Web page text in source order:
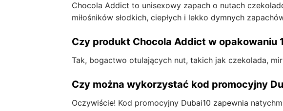
Chocola Addict to unisexowy zapach o nutach
miłośników słodkich, ciepłych i lekko dymnych
Czy produkt Chocola Addict w opakowaniu
Tak, bogactwo otulających nut, takich jak czekolada,
Czy można wykorzystać kod promocyjny
Oczywiście! Kod promocyjny Dubai10 zapewnia